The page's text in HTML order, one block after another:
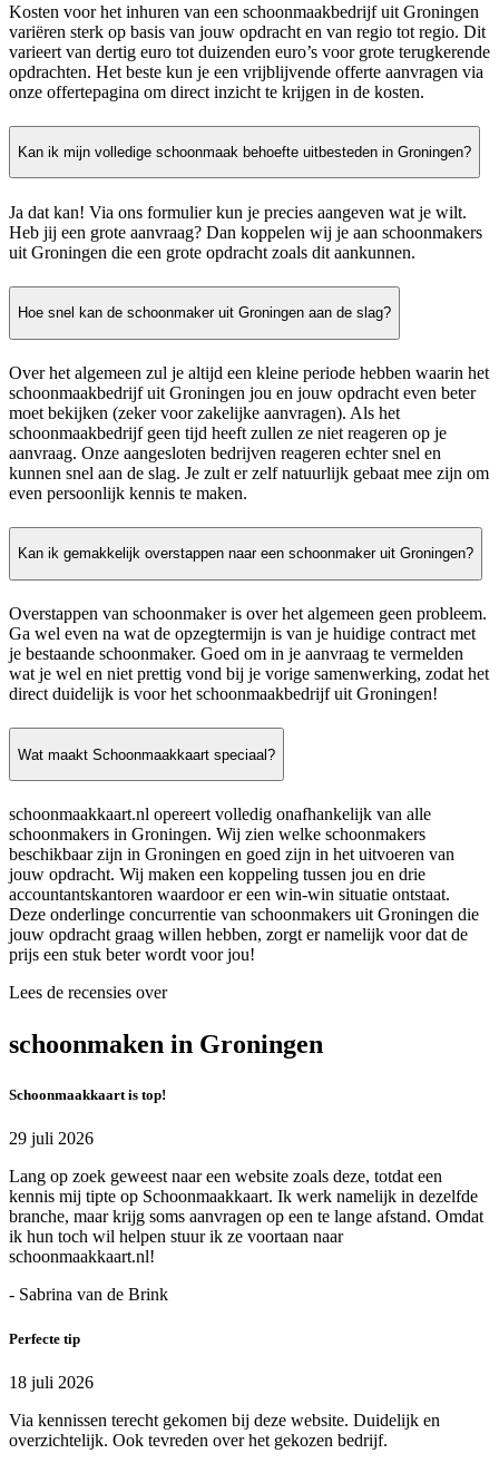
Kosten voor het inhuren van een schoonmaakbedrijf uit Groningen
variëren sterk op basis van jouw opdracht en van regio tot regio. Dit
varieert van dertig euro tot duizenden euro’s voor grote terugkerende
opdrachten. Het beste kun je een vrijblijvende offerte aanvragen via
onze offertepagina om direct inzicht te krijgen in de kosten.
Kan ik mijn volledige schoonmaak behoefte uitbesteden in Groningen?
Ja dat kan! Via ons formulier kun je precies aangeven wat je wilt.
Heb jij een grote aanvraag? Dan koppelen wij je aan schoonmakers
uit Groningen die een grote opdracht zoals dit aankunnen.
Hoe snel kan de schoonmaker uit Groningen aan de slag?
Over het algemeen zul je altijd een kleine periode hebben waarin het
schoonmaakbedrijf uit Groningen jou en jouw opdracht even beter
moet bekijken (zeker voor zakelijke aanvragen). Als het
schoonmaakbedrijf geen tijd heeft zullen ze niet reageren op je
aanvraag. Onze aangesloten bedrijven reageren echter snel en
kunnen snel aan de slag. Je zult er zelf natuurlijk gebaat mee zijn om
even persoonlijk kennis te maken.
Kan ik gemakkelijk overstappen naar een schoonmaker uit Groningen?
Overstappen van schoonmaker is over het algemeen geen probleem.
Ga wel even na wat de opzegtermijn is van je huidige contract met
je bestaande schoonmaker. Goed om in je aanvraag te vermelden
wat je wel en niet prettig vond bij je vorige samenwerking, zodat het
direct duidelijk is voor het schoonmaakbedrijf uit Groningen!
Wat maakt Schoonmaakkaart speciaal?
schoonmaakkaart.nl opereert volledig onafhankelijk van alle
schoonmakers in Groningen. Wij zien welke schoonmakers
beschikbaar zijn in Groningen en goed zijn in het uitvoeren van
jouw opdracht. Wij maken een koppeling tussen jou en drie
accountantskantoren waardoor er een win-win situatie ontstaat.
Deze onderlinge concurrentie van schoonmakers uit Groningen die
jouw opdracht graag willen hebben, zorgt er namelijk voor dat de
prijs een stuk beter wordt voor jou!
Lees de recensies over
schoonmaken in Groningen
Schoonmaakkaart is top!
29 juli 2026
Lang op zoek geweest naar een website zoals deze, totdat een
kennis mij tipte op Schoonmaakkaart. Ik werk namelijk in dezelfde
branche, maar krijg soms aanvragen op een te lange afstand. Omdat
ik hun toch wil helpen stuur ik ze voortaan naar
schoonmaakkaart.nl!
- Sabrina van de Brink
Perfecte tip
18 juli 2026
Via kennissen terecht gekomen bij deze website. Duidelijk en
overzichtelijk. Ook tevreden over het gekozen bedrijf.